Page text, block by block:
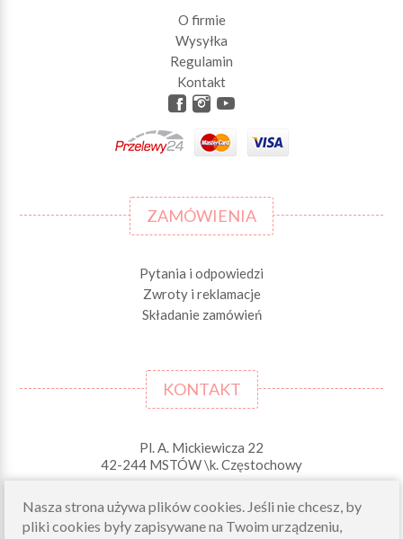
O firmie
Wysyłka
Regulamin
Kontakt
ZAMÓWIENIA
Pytania i odpowiedzi
Zwroty i reklamacje
Składanie zamówień
KONTAKT
Pl. A. Mickiewicza 22
42-244 MSTÓW \k. Częstochowy
Odbiory osobiste (zamówienia opłacone on-line)
pn-pt 10.00-16.00
Nasza strona używa plików cookies. Jeśli nie chcesz, by
pliki cookies były zapisywane na Twoim urządzeniu,